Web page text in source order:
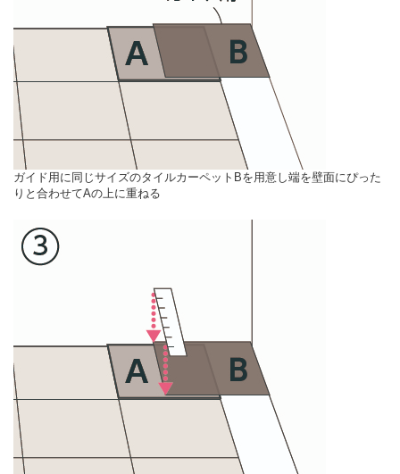
ガイド用に同じサイズのタイルカーペットBを用意し端を壁面にぴった
りと合わせてAの上に重ねる